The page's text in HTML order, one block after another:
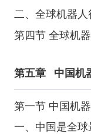
二、全球机器
第四节 全球机
第五章 中国机
第一节 中国机
一、中国是全